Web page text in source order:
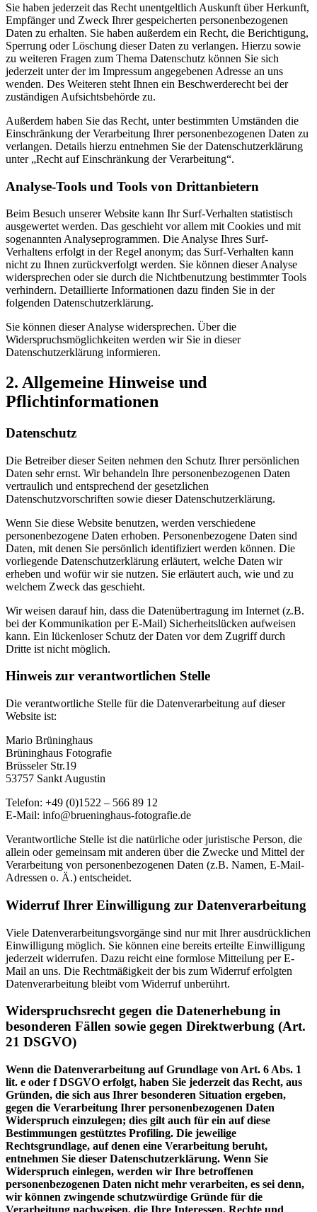
Sie haben jederzeit das Recht unentgeltlich Auskunft über Herkunft,
Empfänger und Zweck Ihrer gespeicherten personenbezogenen
Daten zu erhalten. Sie haben außerdem ein Recht, die Berichtigung,
Sperrung oder Löschung dieser Daten zu verlangen. Hierzu sowie
zu weiteren Fragen zum Thema Datenschutz können Sie sich
jederzeit unter der im Impressum angegebenen Adresse an uns
wenden. Des Weiteren steht Ihnen ein Beschwerderecht bei der
zuständigen Aufsichtsbehörde zu.
Außerdem haben Sie das Recht, unter bestimmten Umständen die
Einschränkung der Verarbeitung Ihrer personenbezogenen Daten zu
verlangen. Details hierzu entnehmen Sie der Datenschutzerklärung
unter „Recht auf Einschränkung der Verarbeitung“.
Analyse-Tools und Tools von Drittanbietern
Beim Besuch unserer Website kann Ihr Surf-Verhalten statistisch
ausgewertet werden. Das geschieht vor allem mit Cookies und mit
sogenannten Analyseprogrammen. Die Analyse Ihres Surf-
Verhaltens erfolgt in der Regel anonym; das Surf-Verhalten kann
nicht zu Ihnen zurückverfolgt werden. Sie können dieser Analyse
widersprechen oder sie durch die Nichtbenutzung bestimmter Tools
verhindern. Detaillierte Informationen dazu finden Sie in der
folgenden Datenschutzerklärung.
Sie können dieser Analyse widersprechen. Über die
Widerspruchsmöglichkeiten werden wir Sie in dieser
Datenschutzerklärung informieren.
2. Allgemeine Hinweise und
Pflichtinformationen
Datenschutz
Die Betreiber dieser Seiten nehmen den Schutz Ihrer persönlichen
Daten sehr ernst. Wir behandeln Ihre personenbezogenen Daten
vertraulich und entsprechend der gesetzlichen
Datenschutzvorschriften sowie dieser Datenschutzerklärung.
Wenn Sie diese Website benutzen, werden verschiedene
personenbezogene Daten erhoben. Personenbezogene Daten sind
Daten, mit denen Sie persönlich identifiziert werden können. Die
vorliegende Datenschutzerklärung erläutert, welche Daten wir
erheben und wofür wir sie nutzen. Sie erläutert auch, wie und zu
welchem Zweck das geschieht.
Wir weisen darauf hin, dass die Datenübertragung im Internet (z.B.
bei der Kommunikation per E-Mail) Sicherheitslücken aufweisen
kann. Ein lückenloser Schutz der Daten vor dem Zugriff durch
Dritte ist nicht möglich.
Hinweis zur verantwortlichen Stelle
Die verantwortliche Stelle für die Datenverarbeitung auf dieser
Website ist:
Mario Brüninghaus
Brüninghaus Fotografie
Brüsseler Str.19
53757 Sankt Augustin
Telefon: +49 (0)1522 – 566 89 12
E-Mail: info@brueninghaus-fotografie.de
Verantwortliche Stelle ist die natürliche oder juristische Person, die
allein oder gemeinsam mit anderen über die Zwecke und Mittel der
Verarbeitung von personenbezogenen Daten (z.B. Namen, E-Mail-
Adressen o. Ä.) entscheidet.
Widerruf Ihrer Einwilligung zur Datenverarbeitung
Viele Datenverarbeitungsvorgänge sind nur mit Ihrer ausdrücklichen
Einwilligung möglich. Sie können eine bereits erteilte Einwilligung
jederzeit widerrufen. Dazu reicht eine formlose Mitteilung per E-
Mail an uns. Die Rechtmäßigkeit der bis zum Widerruf erfolgten
Datenverarbeitung bleibt vom Widerruf unberührt.
Widerspruchsrecht gegen die Datenerhebung in
besonderen Fällen sowie gegen Direktwerbung (Art.
21 DSGVO)
Wenn die Datenverarbeitung auf Grundlage von Art. 6 Abs. 1
lit. e oder f DSGVO erfolgt, haben Sie jederzeit das Recht, aus
Gründen, die sich aus Ihrer besonderen Situation ergeben,
gegen die Verarbeitung Ihrer personenbezogenen Daten
Widerspruch einzulegen; dies gilt auch für ein auf diese
Bestimmungen gestütztes Profiling. Die jeweilige
Rechtsgrundlage, auf denen eine Verarbeitung beruht,
entnehmen Sie dieser Datenschutzerklärung. Wenn Sie
Widerspruch einlegen, werden wir Ihre betroffenen
personenbezogenen Daten nicht mehr verarbeiten, es sei denn,
wir können zwingende schutzwürdige Gründe für die
Verarbeitung nachweisen, die Ihre Interessen, Rechte und